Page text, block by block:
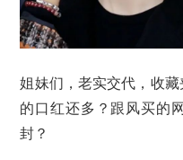
姐妹们，老实交代，收
的口红还多？跟风买的
封？